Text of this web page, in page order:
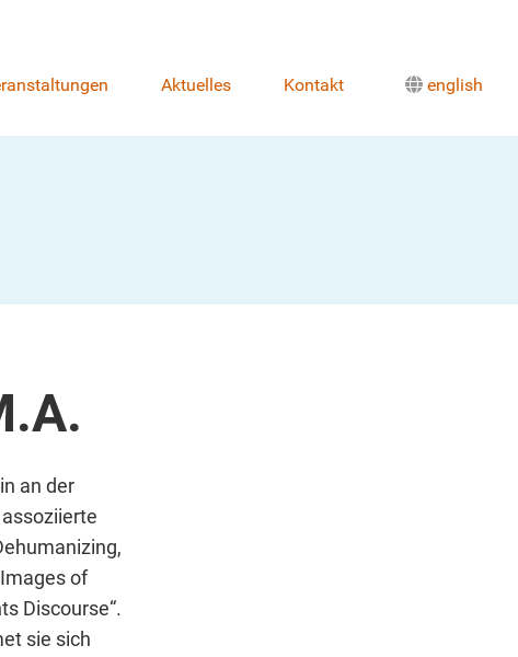
Aktuelles Kontakt english
an der
of
Discourse“.
sie sich